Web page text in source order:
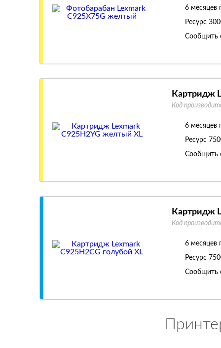
6 месяцев
Ресурс
Сообщить
Картридж
Код
6 месяцев
Ресурс
Сообщить
Картридж
Код
6 месяцев
Ресурс
Сообщить